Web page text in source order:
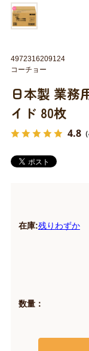
日本製 業務
イド 80枚
4.8（
在庫:残りわずか
数量：
4972316209124
コーチョー